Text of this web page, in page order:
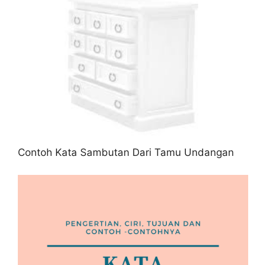
Contoh Kata Sambutan Dari Tamu Undangan